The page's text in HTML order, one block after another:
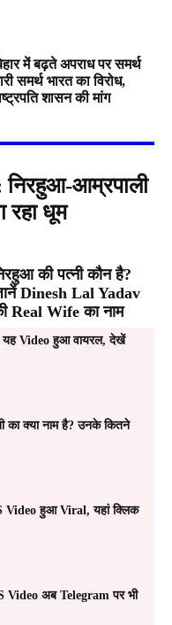
में बढ़ते अपराध पर समर्थ
समर्थ भारत का विरोध,
शासन की मांग
निरहुआ-आम्रपाली
रहा धूम
की पत्नी कौन है?
Dinesh Lal Yadav
Real Wife का नाम
Video हुआ वायरल, देखें
का क्या नाम है? उनके कितने
हुआ Viral, यहां क्लिक
अब Telegram पर भी